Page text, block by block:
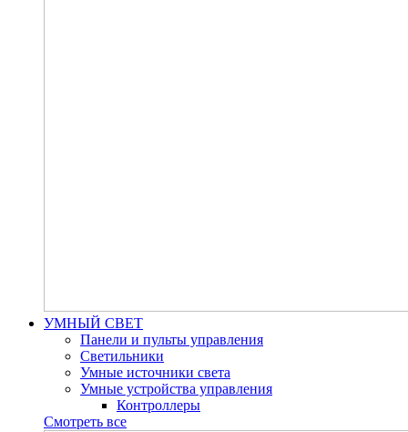
УМНЫЙ СВЕТ
Панели и пульты управления
Светильники
Умные источники света
Умные устройства управления
Контроллеры
Смотреть все